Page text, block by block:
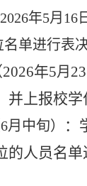
年5月
单进行表决
2026年5月
并上报校学
月中旬）
：
的人员名